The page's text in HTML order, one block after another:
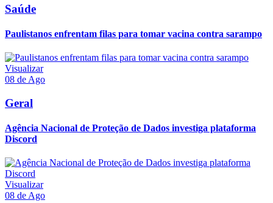
Saúde
Paulistanos enfrentam filas para tomar vacina contra sarampo
Visualizar
08 de Ago
Geral
Agência Nacional de Proteção de Dados investiga plataforma
Discord
Visualizar
08 de Ago